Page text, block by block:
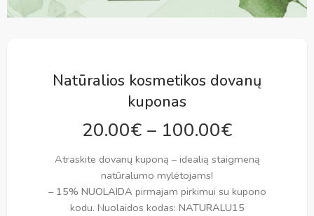
Natūralios kosmetikos dovanų
kuponas
20.00€ – 100.00€
Atraskite dovanų kuponą – idealią staigmeną
natūralumo mylėtojams!
– 15% NUOLAIDA pirmajam pirkimui su kupono
kodu. Nuolaidos kodas: NATURALU15